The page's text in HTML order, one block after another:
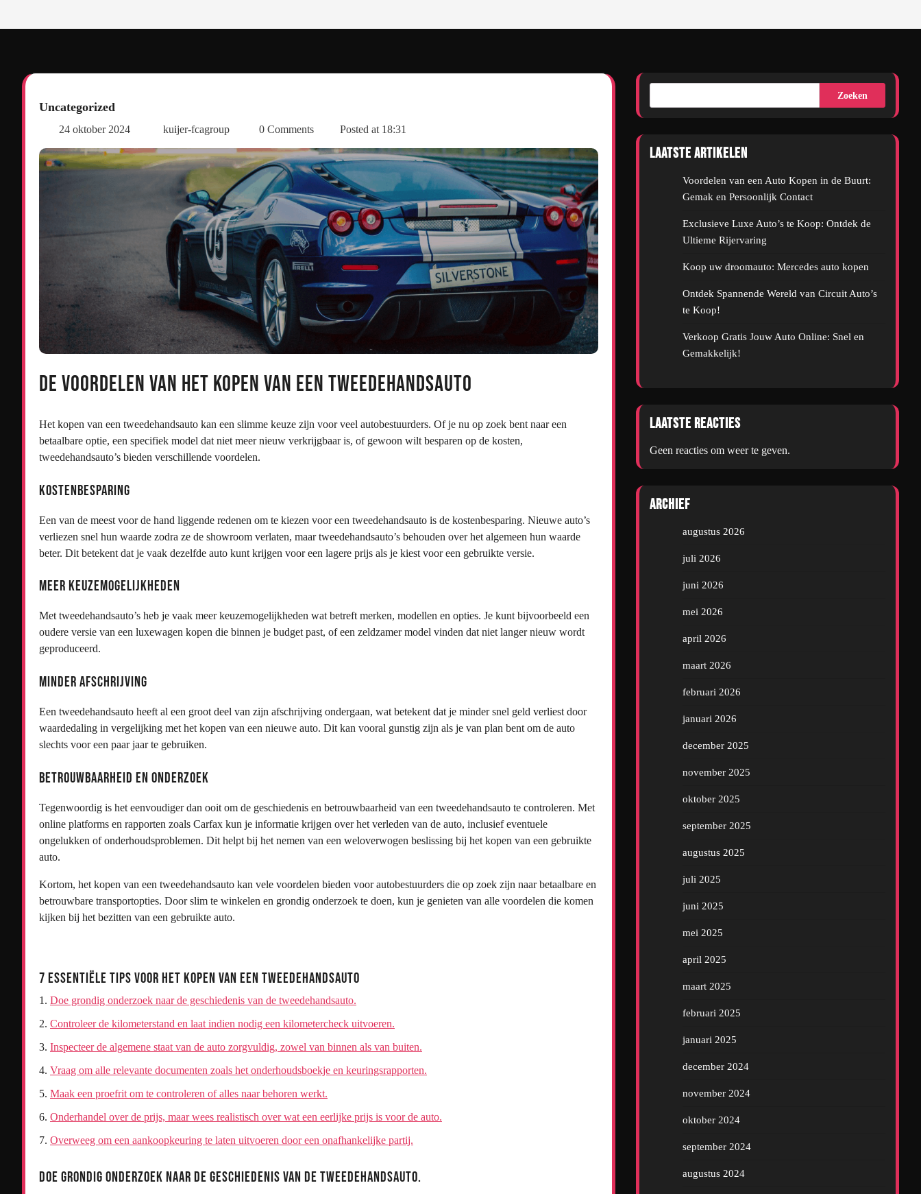
Uncategorized
24 oktober 2024 kuijer-fcagroup 0 Comments Posted at 18:31
De Voordelen van het Kopen van een Tweedehandsauto
Het kopen van een tweedehandsauto kan een slimme keuze zijn voor veel autobestuurders. Of je nu op zoek bent naar een
betaalbare optie, een specifiek model dat niet meer nieuw verkrijgbaar is, of gewoon wilt besparen op de kosten,
tweedehandsauto’s bieden verschillende voordelen.
Kostenbesparing
Een van de meest voor de hand liggende redenen om te kiezen voor een tweedehandsauto is de kostenbesparing. Nieuwe auto’s
verliezen snel hun waarde zodra ze de showroom verlaten, maar tweedehandsauto’s behouden over het algemeen hun waarde
beter. Dit betekent dat je vaak dezelfde auto kunt krijgen voor een lagere prijs als je kiest voor een gebruikte versie.
Meer Keuzemogelijkheden
Met tweedehandsauto’s heb je vaak meer keuzemogelijkheden wat betreft merken, modellen en opties. Je kunt bijvoorbeeld een
oudere versie van een luxewagen kopen die binnen je budget past, of een zeldzamer model vinden dat niet langer nieuw wordt
geproduceerd.
Minder Afschrijving
Een tweedehandsauto heeft al een groot deel van zijn afschrijving ondergaan, wat betekent dat je minder snel geld verliest door
waardedaling in vergelijking met het kopen van een nieuwe auto. Dit kan vooral gunstig zijn als je van plan bent om de auto
slechts voor een paar jaar te gebruiken.
Betrouwbaarheid en Onderzoek
Tegenwoordig is het eenvoudiger dan ooit om de geschiedenis en betrouwbaarheid van een tweedehandsauto te controleren. Met
online platforms en rapporten zoals Carfax kun je informatie krijgen over het verleden van de auto, inclusief eventuele
ongelukken of onderhoudsproblemen. Dit helpt bij het nemen van een weloverwogen beslissing bij het kopen van een gebruikte
auto.
Kortom, het kopen van een tweedehandsauto kan vele voordelen bieden voor autobestuurders die op zoek zijn naar betaalbare en
betrouwbare transportopties. Door slim te winkelen en grondig onderzoek te doen, kun je genieten van alle voordelen die komen
kijken bij het bezitten van een gebruikte auto.
7 Essentiële Tips voor het Kopen van een Tweedehandsauto
Doe grondig onderzoek naar de geschiedenis van de tweedehandsauto.
Controleer de kilometerstand en laat indien nodig een kilometercheck uitvoeren.
Inspecteer de algemene staat van de auto zorgvuldig, zowel van binnen als van buiten.
Vraag om alle relevante documenten zoals het onderhoudsboekje en keuringsrapporten.
Maak een proefrit om te controleren of alles naar behoren werkt.
Onderhandel over de prijs, maar wees realistisch over wat een eerlijke prijs is voor de auto.
Overweeg om een aankoopkeuring te laten uitvoeren door een onafhankelijke partij.
Doe grondig onderzoek naar de geschiedenis van de tweedehandsauto.
Zoeken
Laatste artikelen
Voordelen van een Auto Kopen in de Buurt:
Gemak en Persoonlijk Contact
Exclusieve Luxe Auto’s te Koop: Ontdek de
Ultieme Rijervaring
Koop uw droomauto: Mercedes auto kopen
Ontdek Spannende Wereld van Circuit Auto’s
te Koop!
Verkoop Gratis Jouw Auto Online: Snel en
Gemakkelijk!
Laatste reacties
Geen reacties om weer te geven.
Archief
augustus 2026
juli 2026
juni 2026
mei 2026
april 2026
maart 2026
februari 2026
januari 2026
december 2025
november 2025
oktober 2025
september 2025
augustus 2025
juli 2025
juni 2025
mei 2025
april 2025
maart 2025
februari 2025
januari 2025
december 2024
november 2024
oktober 2024
september 2024
augustus 2024